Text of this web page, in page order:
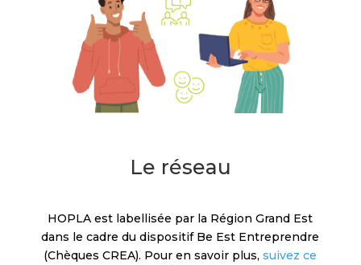
Le réseau
HOPLA est labellisée par la Région Grand Est
dans le cadre du dispositif Be Est Entreprendre
(Chèques CREA). Pour en savoir plus,suivez ce